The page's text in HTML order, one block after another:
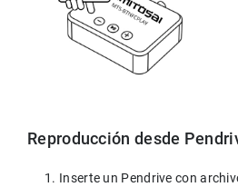
Reproducción desde
Inserte un Pendrive con